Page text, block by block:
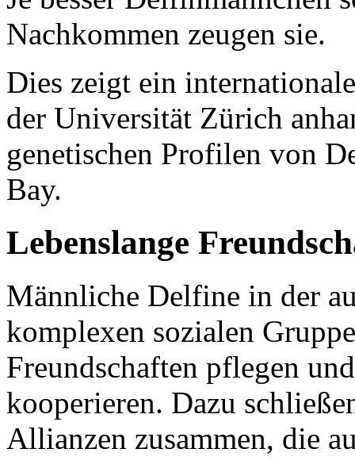
Nachkommen zeugen sie.
Dies zeigt ein
der Universität Zürich
genetischen Profilen von
Bay.
Lebenslange
Männliche Delfine in der
komplexen sozialen
Freundschaften pflegen
kooperieren. Dazu
Allianzen zusammen, die